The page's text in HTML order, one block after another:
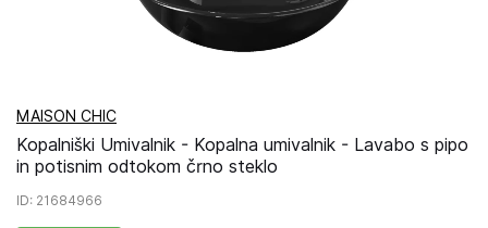
MAISON CHIC
Kopalniški Umivalnik - Kopalna umivalnik - Lavabo s pipo
in potisnim odtokom črno steklo
ID: 21684966